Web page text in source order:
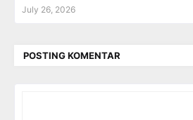
July 26, 2026
POSTING KOMENTAR